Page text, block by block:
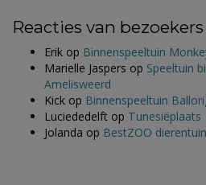
Reacties van bezoekers
Erik op Binnenspeeltuin
Marielle Jaspers op Speeltuin
Amelisweerd
Kick op Binnenspeeltuin
Luciededelft op Tunesiëplaats
Jolanda op BestZOO